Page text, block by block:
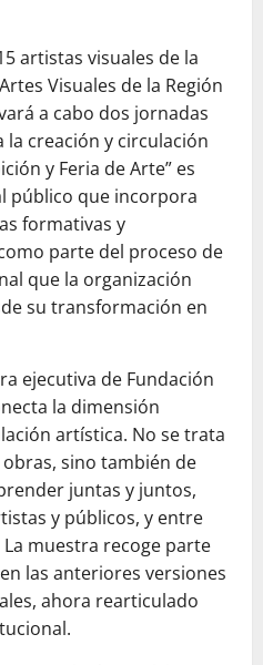
artistas visuales de la
Visuales de la Región
a cabo dos jornadas
creación y circulación
y Feria de Arte” es
público que incorpora
formativas y
parte del proceso de
que la organización
su transformación en
ejecutiva de Fundación
la dimensión
artística. No se trata
sino también de
juntas y juntos,
y públicos, y entre
muestra recoge parte
las anteriores versiones
ahora rearticulado